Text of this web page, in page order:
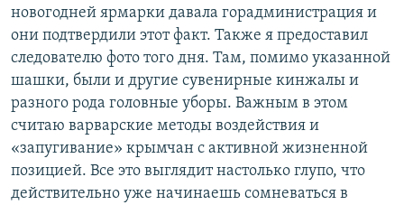
новогодней ярмарки давала горадминистрация и
они подтвердили этот факт. Также я предоставил
следователю фото того дня. Там, помимо указанной
шашки, были и другие сувенирные кинжалы и
разного рода головные уборы. Важным в этом
считаю варварские методы воздействия и
«запугивание» крымчан с активной жизненной
позицией. Все это выглядит настолько глупо, что
действительно уже начинаешь сомневаться в